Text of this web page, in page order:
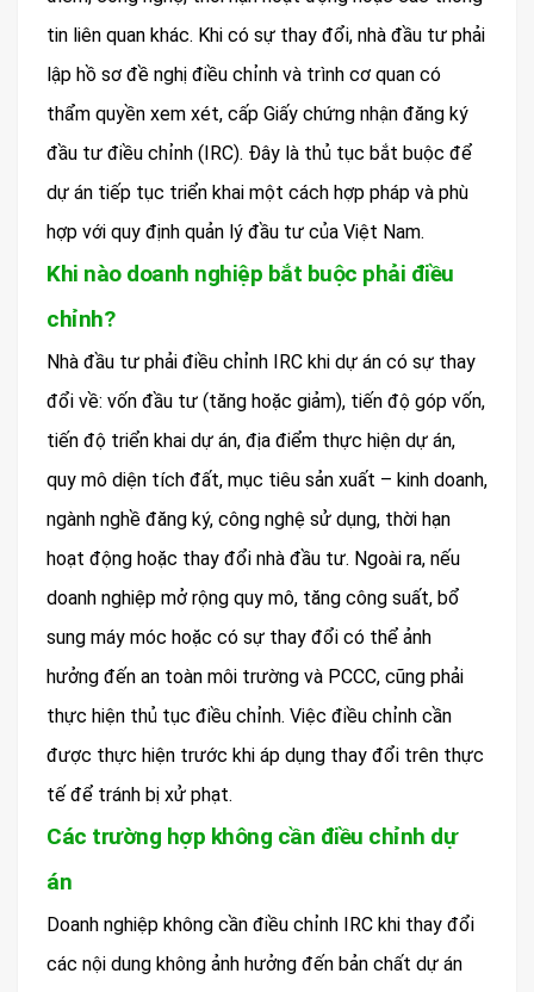
tin liên quan khác. Khi có sự thay đổi, nhà đầu tư phải
lập hồ sơ đề nghị điều chỉnh và trình cơ quan có
thẩm quyền xem xét, cấp Giấy chứng nhận đăng ký
đầu tư điều chỉnh (IRC). Đây là thủ tục bắt buộc để
dự án tiếp tục triển khai một cách hợp pháp và phù
hợp với quy định quản lý đầu tư của Việt Nam.
Khi nào doanh nghiệp bắt buộc phải điều
chỉnh?
Nhà đầu tư phải điều chỉnh IRC khi dự án có sự thay
đổi về: vốn đầu tư (tăng hoặc giảm), tiến độ góp vốn,
tiến độ triển khai dự án, địa điểm thực hiện dự án,
quy mô diện tích đất, mục tiêu sản xuất – kinh doanh,
ngành nghề đăng ký, công nghệ sử dụng, thời hạn
hoạt động hoặc thay đổi nhà đầu tư. Ngoài ra, nếu
doanh nghiệp mở rộng quy mô, tăng công suất, bổ
sung máy móc hoặc có sự thay đổi có thể ảnh
hưởng đến an toàn môi trường và PCCC, cũng phải
thực hiện thủ tục điều chỉnh. Việc điều chỉnh cần
được thực hiện trước khi áp dụng thay đổi trên thực
tế để tránh bị xử phạt.
Các trường hợp không cần điều chỉnh dự
án
Doanh nghiệp không cần điều chỉnh IRC khi thay đổi
các nội dung không ảnh hưởng đến bản chất dự án